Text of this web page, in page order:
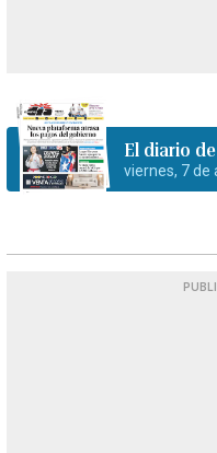
El diario
viernes, 7 de